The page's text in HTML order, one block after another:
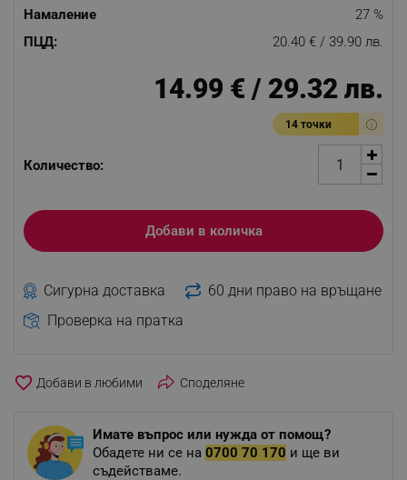
Намаление
27 %
ПЦД:
20.40 € / 39.90 лв.
14.99 € / 29.32 лв.
14 точки
Количество:
Добави в количка
Сигурна доставка
60 дни право на връщане
Проверка на пратка
favorite_border Споделяне
Имате въпрос или нужда от помощ?
Обадете ни се на 0700 70 170 и ще ви
съдействаме.